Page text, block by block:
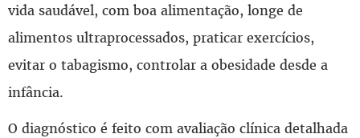
vida saudável, com boa alimentação, longe de
alimentos ultraprocessados, praticar exercícios,
evitar o tabagismo, controlar a obesidade desde a
infância.
O diagnóstico é feito com avaliação clínica detalhada